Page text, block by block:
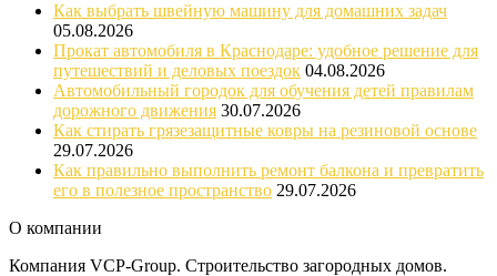
Как выбрать швейную машину для домашних задач
05.08.2026
Прокат автомобиля в Краснодаре: удобное решение для
путешествий и деловых поездок 04.08.2026
Автомобильный городок для обучения детей правилам
дорожного движения 30.07.2026
Как стирать грязезащитные ковры на резиновой основе
29.07.2026
Как правильно выполнить ремонт балкона и превратить
его в полезное пространство 29.07.2026
О компании
Компания VCP-Group. Строительство загородных домов.